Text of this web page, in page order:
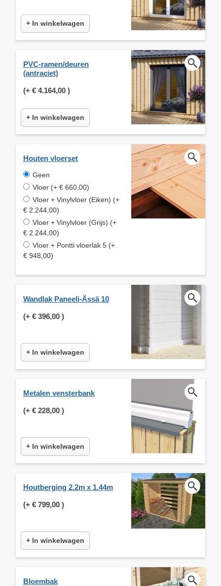
+ In winkelwagen
PVC-ramen/deuren
(antraciet)
(+ € 4.164,00 )
+ In winkelwagen
Houten vloerset
Geen
Vloer (+ € 660,00)
Vloer + Vinylvloer (Eiken) (+
€ 2.244,00)
Vloer + Vinylvloer (Grijs) (+
€ 2.244,00)
Vloer + Pontti vloerlak 5 (+
€ 948,00)
Wandlak Paneeli-Ässä 10
(+ € 396,00 )
+ In winkelwagen
Metalen vensterbank
(+ € 228,00 )
+ In winkelwagen
Houtberging 2.2m x 1.44m
(+ € 799,00 )
+ In winkelwagen
Bloembak